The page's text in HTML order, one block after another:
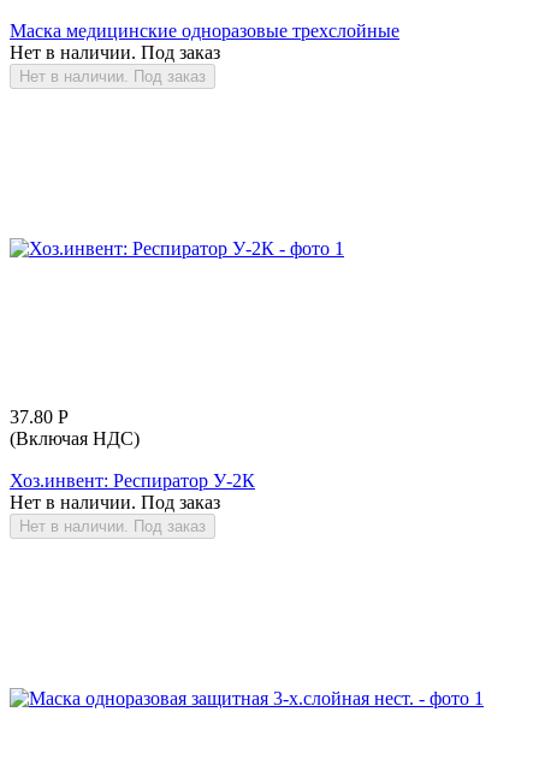
Маска медицинские одноразовые трехслойные
Нет в наличии. Под заказ
Нет в наличии. Под заказ
37.80 Р
(Включая НДС)
Хоз.инвент: Респиратор У-2К
Нет в наличии. Под заказ
Нет в наличии. Под заказ